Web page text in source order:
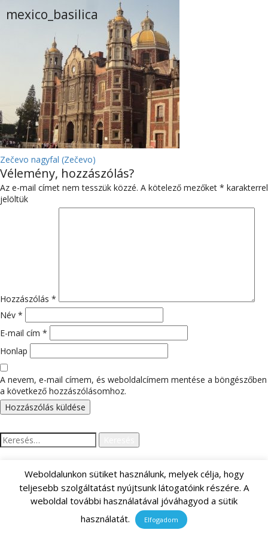
mexico_basilica
BEJEGYZÉS
NAVIGÁCIÓ
Zečevo nagyfal (Zečevo)
Vélemény, hozzászólás?
Az e-mail címet nem tesszük közzé. A kötelező mezőket * karakterrel
jelöltük
Hozzászólás *
Név *
E-mail cím *
Honlap
A nevem, e-mail címem, és weboldalcímem mentése a böngészőben
a következő hozzászólásomhoz.
Keresés:
LEGUTÓBBI HOZZÁSZÓLÁSOK
Weboldalunkon sütiket használunk, melyek célja, hogy
teljesebb szolgáltatást nyújtsunk látogatóink részére. A
weboldal további használatával jóváhagyod a sütik
használatát.
Elfogadom